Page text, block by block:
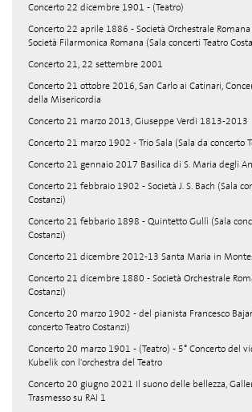
Concerto 22 dicembre 1901 - (Teatro)
Concerto 22 aprile 1886 - Società Orchestrale Romana
Società Filarmonica Romana (Sala concerti Teatro
Concerto 21, 22 settembre 2001
Concerto 21 ottobre 2016, San Carlo ai Catinari,
della Misericordia
Concerto 21 marzo 2013, Giuseppe Verdi 1813-2013
Concerto 21 marzo 1902 - Trio Sala (Sala da concerto
Concerto 21 gennaio 2017 Basilica di S. Maria degli
Concerto 21 febbraio 1902 - Società J. S. Bach (Sala
Costanzi)
Concerto 21 febbario 1898 - Quintetto Gullì (Sala
Costanzi)
Concerto 21 dicembre 2012-13 Santa Maria in
Concerto 21 dicembre 1880 - Società Orchestrale
Costanzi)
Concerto 20 marzo 1902 - del pianista Francesco
concerto Teatro Costanzi)
Concerto 20 marzo 1901 - (Teatro) - 5° Concerto del
Kubelik con l'orchestra del Teatro
Concerto 20 giugno 2021 Il suono delle bellezza,
Trasmesso su RAI 1